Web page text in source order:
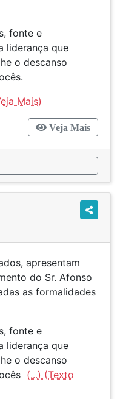
fonte e
liderança que
o descanso
Veja Mais
apresentam
do Sr. Afonso
as formalidades
fonte e
liderança que
o descanso
(...)